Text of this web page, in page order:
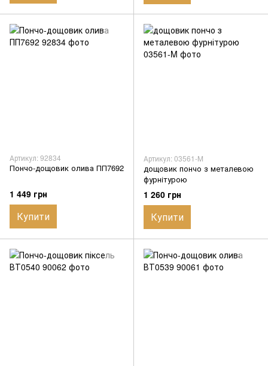
Артикул: 92834
Пончо-дощовик олива ПП7692
1 449 грн
Купити
Артикул: 03561-M
дощовик пончо з металевою
фурнітурою
1 260 грн
Купити